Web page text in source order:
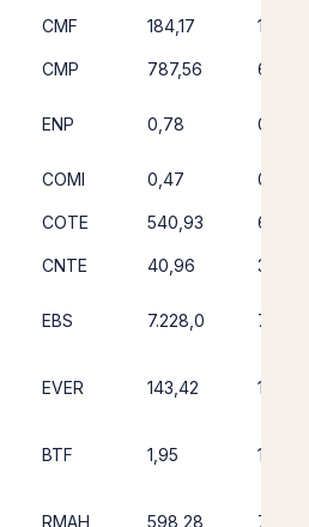
CMF 184,17 168,45
CMP 787,56
ENP 0,78 0,11
COMI 0,47 0,21
COTE 540,93
CNTE 40,96 32,52
EBS 7.228,0
EVER 143,42 135,41
BTF 1,95 1,13
RMAH 598,28